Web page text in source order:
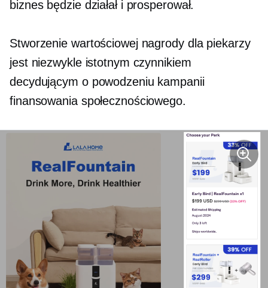
biznes będzie działał i prosperował.
Stworzenie wartościowej nagrody dla piekarzy
jest niezwykle istotnym czynnikiem
decydującym o powodzeniu kampanii
finansowania społecznościowego.